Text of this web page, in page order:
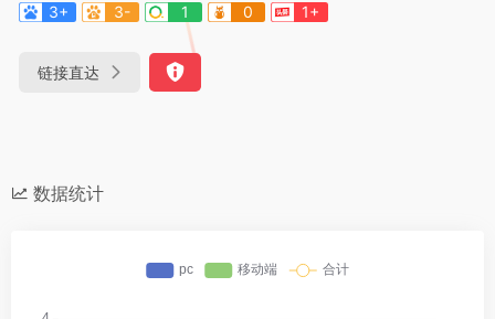
3+
3- 1 0 1+
链接直达
数据统计